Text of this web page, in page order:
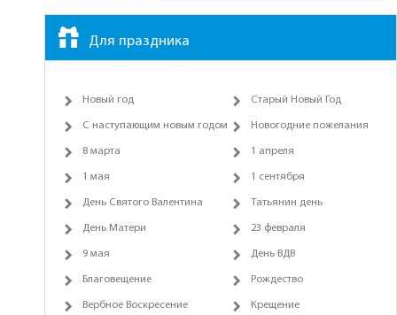
Для праздника
Новый год Старый Новый Год
С наступающим новым годом Новогодние пожелания
8 марта 1 апреля
1 мая 1 сентября
День Святого Валентина Татьянин день
День Матери 23 февраля
9 мая День ВДВ
Благовещение Рождество
Вербное Воскресение Крещение